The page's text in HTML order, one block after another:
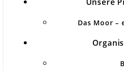
Das Moor –